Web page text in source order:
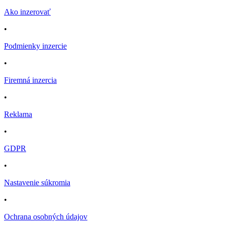
Ako inzerovať
•
Podmienky inzercie
•
Firemná inzercia
•
Reklama
•
GDPR
•
Nastavenie súkromia
•
Ochrana osobných údajov